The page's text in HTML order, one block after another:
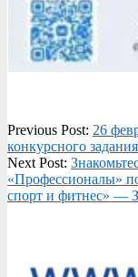
2025-
02-
27
Previous Post: 26
конкурсного
Next Post:
«Профессионалы»
спорт и фитнес» —